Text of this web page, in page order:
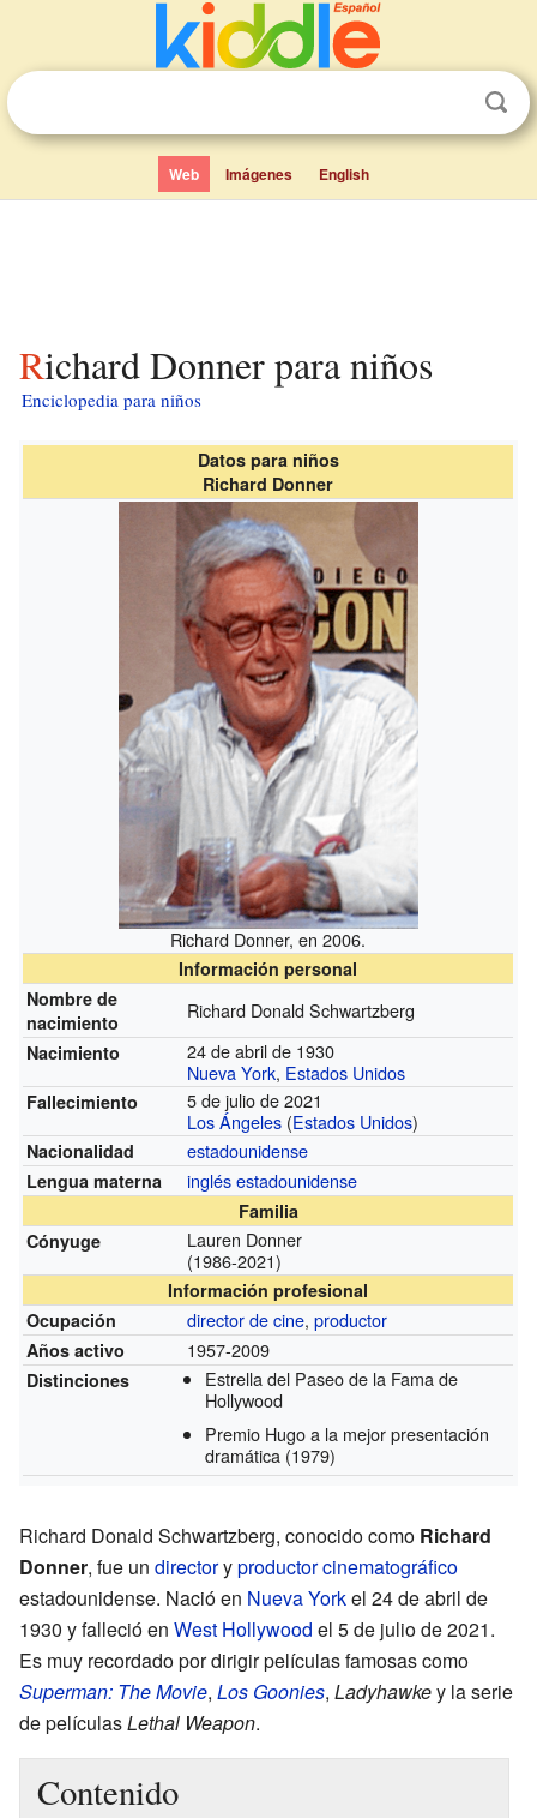
Web Imágenes English
Richard Donner para niños
Enciclopedia para niños
Datos para niños
Richard Donner
Richard Donner, en 2006.
Información personal
Nombre de
nacimiento
Richard Donald Schwartzberg
Nacimiento
24 de abril de 1930
Nueva York, Estados Unidos
Fallecimiento
5 de julio de 2021
Los Ángeles (Estados Unidos)
Nacionalidad estadounidense
Lengua materna inglés estadounidense
Familia
Cónyuge
Lauren Donner
(1986-2021)
Información profesional
Ocupación
director de cine,productor
Años activo 1957-2009
Distinciones
Estrella del Paseo de la Fama de
Hollywood
Premio Hugo a la mejor presentación
dramática (1979)
Richard Donald Schwartzberg, conocido como Richard
Donner, fue un directoryproductor cinematográfico
estadounidense. Nació en Nueva Yorkel 24 de abril de
1930 y falleció en West Hollywood el 5 de julio de 2021.
Es muy recordado por dirigir películas famosas como
Superman: The Movie, Los Goonies, Ladyhawkey la serie
de películasLethal Weapon.
Contenido